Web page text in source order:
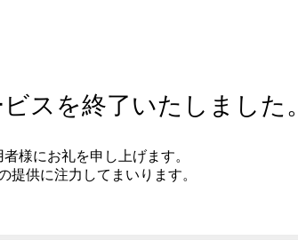
スを終了いたしました。
様にお礼を申し上げます。
提供に注力してまいります。